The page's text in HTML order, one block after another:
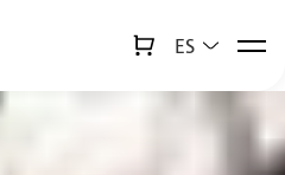
ES
↻ x